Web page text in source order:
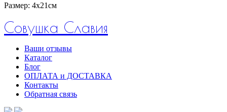
Размер: 4х21см
Совушка Славия
Ваши отзывы
Каталог
Блог
ОПЛАТА и ДОСТАВКА
Контакты
Обратная связь